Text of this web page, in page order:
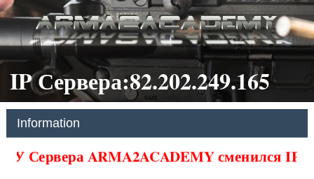
IP Сервера:82.202.249.165
Information
У Сервера ARMA2ACADEMY сменился IP